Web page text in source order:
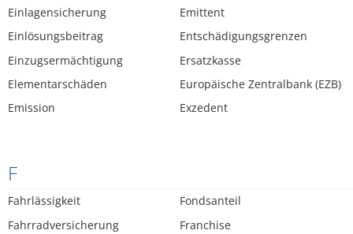
Einlagensicherung
Einlösungsbeitrag
Einzugsermächtigung
Elementarschäden
Emission
Emittent
Entschädigungsgrenzen
Ersatzkasse
Europäische Zentralbank (EZB)
Exzedent
F
Fahrlässigkeit
Fahrradversicherung
Fondsanteil
Franchise